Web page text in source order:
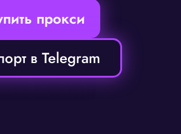
прокси
в Telegram